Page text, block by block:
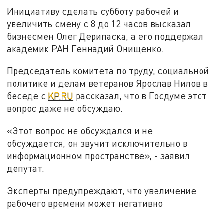
Инициативу сделать субботу рабочей и
увеличить смену с 8 до 12 часов высказал
бизнесмен Олег Дерипаска, а его поддержал
академик РАН Геннадий Онищенко.
Председатель комитета по труду, социальной
политике и делам ветеранов Ярослав Нилов в
беседе с KP.RU рассказал, что в Госдуме этот
вопрос даже не обсуждаю.
«Этот вопрос не обсуждался и не
обсуждается, он звучит исключительно в
информационном пространстве», - заявил
депутат.
Эксперты предупреждают, что увеличение
рабочего времени может негативно